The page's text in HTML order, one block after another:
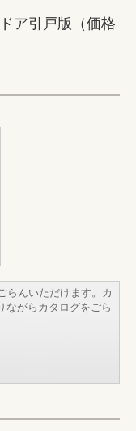
ア引戸版（価格
らんいただけます。カ
ながらカタログをごら